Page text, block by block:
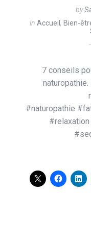
by
in Accueil , Bien-
7 conseils
#naturopathie